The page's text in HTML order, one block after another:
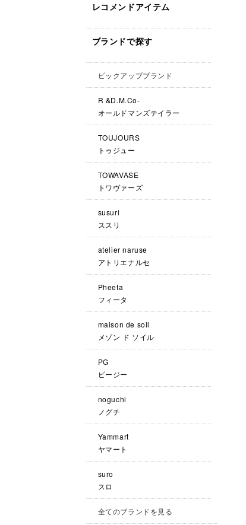
レコメンドアイテム
ブランドで探す
ピックアップブランド
R &D.M.Co-
オールドマンズテイラー
TOUJOURS
トゥジュー
TOWAVASE
トワヴァーズ
susuri
ススリ
atelier naruse
アトリエナルセ
Pheeta
フィータ
maison de soil
メゾン ド ソイル
PG
ピージー
noguchi
ノグチ
Yammart
ヤマート
suro
スロ
全てのブランドを見る